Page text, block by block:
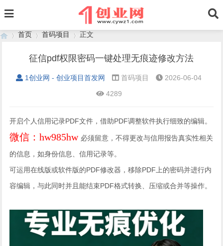
首页
›
首码项目
›
正文
征信pdf权限密码一键处理无痕迹修改方法
1创业网 - 创业项目首发网 首码项目
2026-06-04
4289
开启个人信用记录PDF文件，借助PDF调整软件执行细致的编辑。
微信：hw985hw 必须留意，不得更改与信用报告真实性相关
的信息，如身份信息、信用记录等。
可运用在线版或软件版的PDF修改器，移除PDF上的密码并进行内
容编辑，与此同时并且能结束PDF格式转换、压缩或合并等操作。